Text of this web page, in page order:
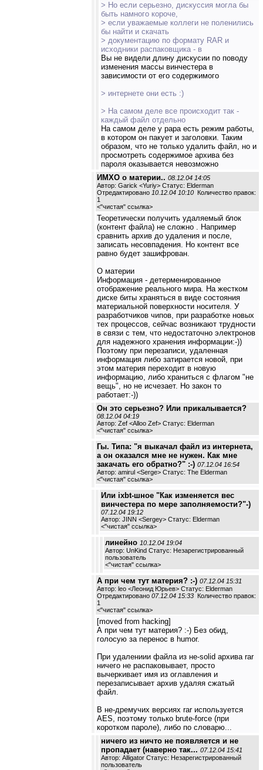
> Но если серьезно, дискуссия могла бы
быть намного короче,
> если уважаемые коллеги не поленились
бы найти и скачать
> документацию по формату RAR и
исходники распаковщика - в
Вы не видели длину дискусии по поводу
изменения массы винчестера в
зависимости от его содержимого
> интернете они есть :)
> На самом деле все происходит так -
каждый файл отдельно
На самом деле у рара есть режим работы,
в котором он пакует и заголовки. Таким
образом, что не только удалить файл, но и
просмотреть содержимое архива без
пароля оказывается невозможно
ИМХО о материи.. 08.12.04 14:05
Автор: Garick <Yuriy> Статус: Elderman
Отредактировано 10.12.04 10:10 Количество правок:
1
<"чистая" ссылка>
Теоретически получить удаляемый блок
(контент файла) не сложно . Например
сравнить архив до удаления и после,
записать несовпадения. Но контент все
равно будет зашифрован.
О материи
Информация - детерменированное
отображение реального мира. На жестком
диске биты храняться в виде состояния
материальной поверхности носителя. У
разработчиков чипов, при разработке новых
тех процессов, сейчас возникают трудности
в связи с тем, что недостаточно электронов
для надежного хранения информации:-))
Поэтому при перезаписи, удаленная
информация либо затирается новой, при
этом материя переходит в новую
информацию, либо храниться с флагом "не
вещь", но не исчезает. Но закон то
работает:-))
Он это серьезно? Или прикалывается?
08.12.04 04:19
Автор: Zef <Alloo Zef> Статус: Elderman
<"чистая" ссылка>
Гы. Типа: "я выкачал файл из интернета,
а он оказался мне не нужен. Как мне
закачать его обратно?" :-) 07.12.04 16:54
Автор: amirul <Serge> Статус: The Elderman
<"чистая" ссылка>
Или ixbt-шное "Как изменяется вес
винчестера по мере заполняемости?"-)
07.12.04 19:12
Автор: JINN <Sergey> Статус: Elderman
<"чистая" ссылка>
линейно 10.12.04 19:04
Автор: UnKind Статус: Незарегистрированный
пользователь
<"чистая" ссылка>
А при чем тут материя? :-) 07.12.04 15:31
Автор: leo <Леонид Юрьев> Статус: Elderman
Отредактировано 07.12.04 15:33 Количество правок:
1
<"чистая" ссылка>
[moved from hacking]
А при чем тут материя? :-) Без обид,
голосую за перенос в humor.
При удалениии файла из не-solid архива rar
ничего не распаковывает, просто
вычеркивает имя из оглавления и
перезаписывает архив удаляя сжатый
файл.
В не-дремучих версиях rar используется
AES, поэтому только brute-force (при
коротком пароле), либо по словарю...
ничего из ничто не появляется и не
пропадает (наверно так... 07.12.04 15:41
Автор: Alligator Статус: Незарегистрированный
пользователь